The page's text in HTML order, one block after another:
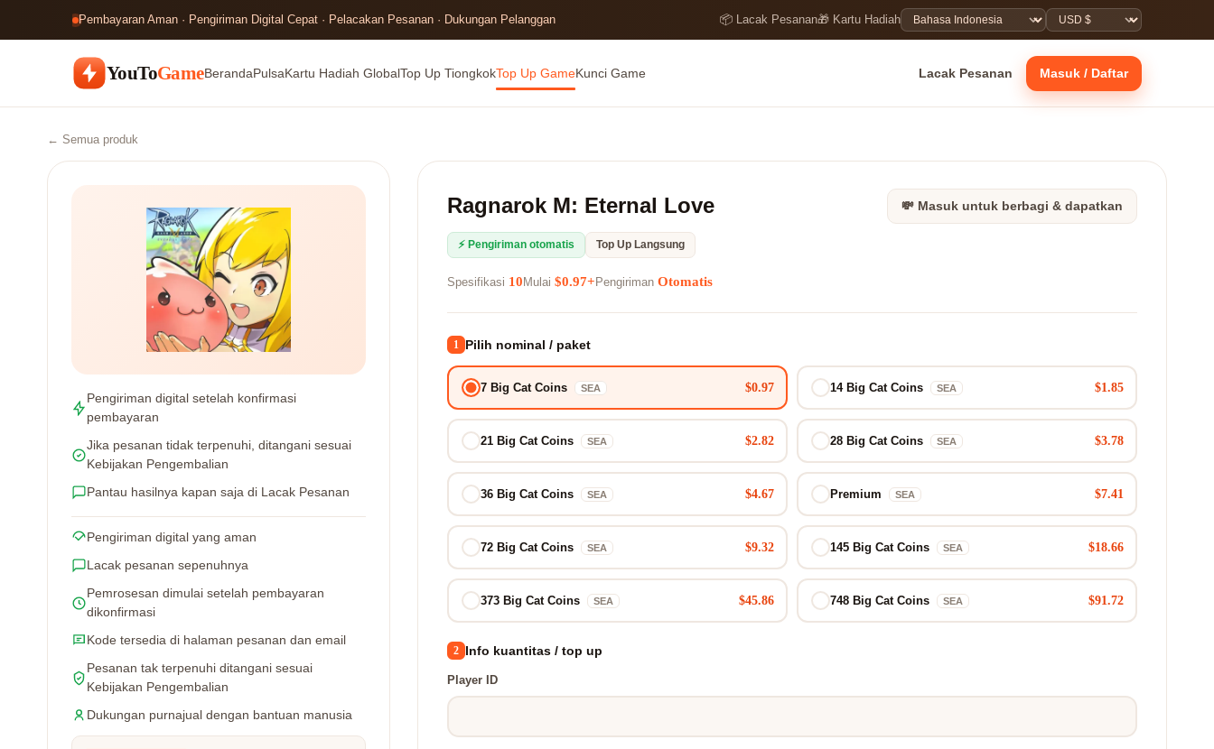
Pembayaran Aman · Pengiriman Digital Cepat · Pelacakan Pesanan · Dukungan Pelanggan 📦 Lacak Pesanan🎁 Kartu Hadiah
YouToGameBerandaPulsaKartu Hadiah GlobalTop Up TiongkokTop Up GameKunci Game Lacak Pesanan Masuk / Daftar
← Semua produk
Pengiriman digital setelah konfirmasi
pembayaran
Jika pesanan tidak terpenuhi, ditangani sesuai
Kebijakan Pengembalian
Pantau hasilnya kapan saja di Lacak Pesanan
Pengiriman digital yang aman
Lacak pesanan sepenuhnya
Pemrosesan dimulai setelah pembayaran
dikonfirmasi
Kode tersedia di halaman pesanan dan email
Pesanan tak terpenuhi ditangani sesuai
Kebijakan Pengembalian
Dukungan purnajual dengan bantuan manusia
💸 Masuk untuk berbagi & dapatkan
Ragnarok M: Eternal Love
⚡ Pengiriman otomatis Top Up Langsung
Spesifikasi 10 Mulai $0.97+ Pengiriman Otomatis
1 Pilih nominal / paket
7 Big Cat Coins SEA $0.97 14 Big Cat Coins SEA $1.85
21 Big Cat Coins SEA $2.82 28 Big Cat Coins SEA $3.78
36 Big Cat Coins SEA $4.67 Premium SEA $7.41
72 Big Cat Coins SEA $9.32 145 Big Cat Coins SEA $18.66
373 Big Cat Coins SEA $45.86 748 Big Cat Coins SEA $91.72
2 Info kuantitas / top up
Player ID